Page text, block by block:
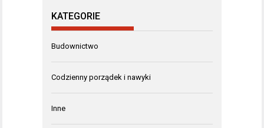
KATEGORIE
Budownictwo
Codzienny porządek i nawyki
Inne